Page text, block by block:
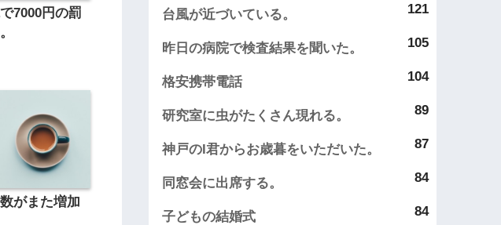
7000円の罰
がまた増加
121
台風が近づいている。
105
昨日の病院で検査結果を聞いた。
104
格安携帯電話
89
研究室に虫がたくさん現れる。
87
神戸のI君からお歳暮をいただいた。
84
同窓会に出席する。
84
子どもの結婚式